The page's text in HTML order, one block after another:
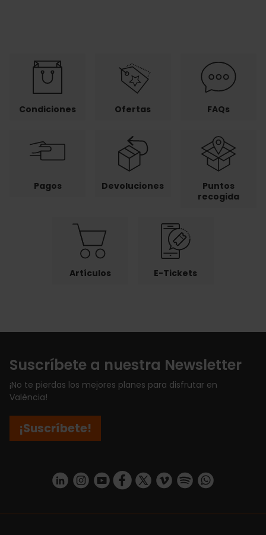
Condiciones Ofertas FAQs
Pagos Devoluciones
Puntos
recogida
Artículos E-Tickets
Suscríbete a nuestra Newsletter
¡No te pierdas los mejores planes para disfrutar en
València!
¡Suscríbete!
https://www.linkedin.com/company/turismo-valencia/mycompany/
https://www.instagram.com/visit_valencia/
https://www.youtube.com/user/
https://www.facebook.com/
https://twitter.com/
https://vimeo.com/
https://https://api.whatsapp.com/